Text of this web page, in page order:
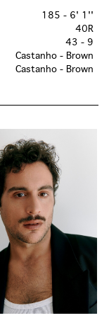
185 - 6' 1''
40R
43 - 9
Castanho - Brown
Castanho - Brown